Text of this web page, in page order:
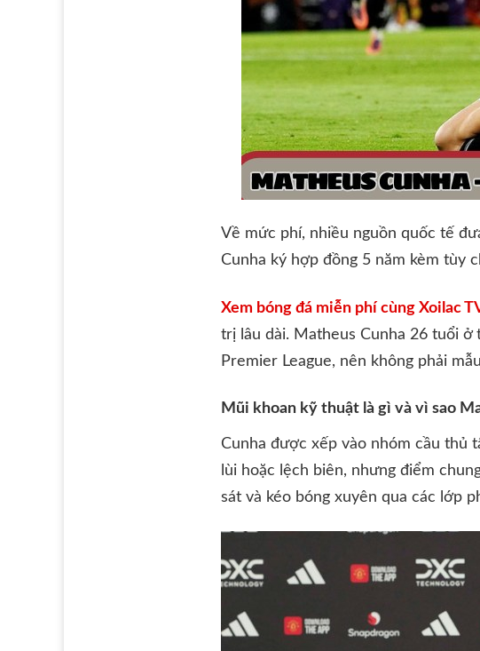
Về mức phí, nhiều nguồn quốc tế
Cunha ký hợp đồng 5 năm kèm tùy
Xem bóng đá miễn phí cùng Xoilac
trị lâu dài. Matheus Cunha 26 tuổi ở
Premier League, nên không phải
Mũi khoan kỹ thuật là gì và vì sao
Cunha được xếp vào nhóm cầu thủ
lùi hoặc lệch biên, nhưng điểm
sát và kéo bóng xuyên qua các lớp